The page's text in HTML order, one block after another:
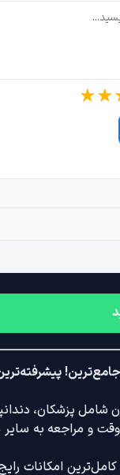
★★
شامل پزشکان،
وقت و مراجعه به